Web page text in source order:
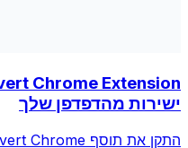
ישירות מהדפדפן שלך